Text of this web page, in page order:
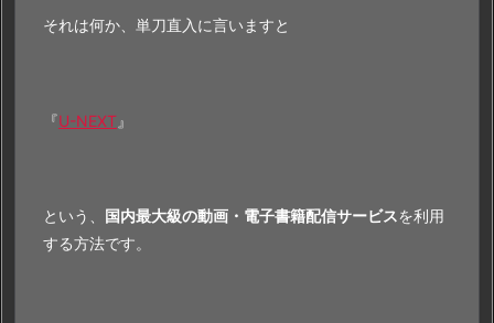
それは何か、単刀直入に言いますと
『U-NEXT』
という、 国内最大級の動画・電子書籍配信サービスを利用
する方法です。